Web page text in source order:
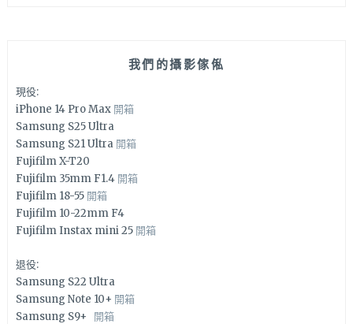
我們的攝影傢俬
現役:
iPhone 14 Pro Max 開箱
Samsung S25 Ultra
Samsung S21 Ultra 開箱
Fujifilm X-T20
Fujifilm 35mm F1.4 開箱
Fujifilm 18-55 開箱
Fujifilm 10-22mm F4
Fujifilm Instax mini 25 開箱
退役:
Samsung S22 Ultra
Samsung Note 10+ 開箱
Samsung S9+ 開箱